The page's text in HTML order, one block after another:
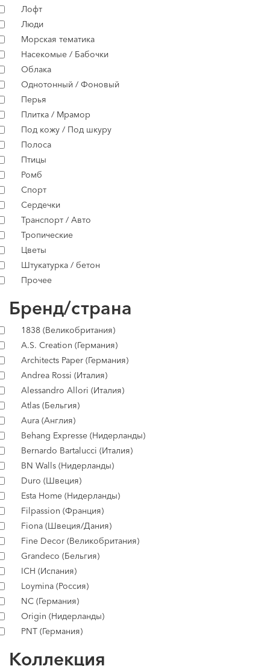
Лофт
Люди
Морская тематика
Насекомые / Бабочки
Облака
Однотонный / Фоновый
Перья
Плитка / Мрамор
Под кожу / Под шкуру
Полоса
Птицы
Ромб
Спорт
Сердечки
Транспорт / Авто
Тропические
Цветы
Штукатурка / бетон
Прочее
Бренд/страна
1838 (Великобритания)
A.S. Creation (Германия)
Architects Paper (Германия)
Andrea Rossi (Италия)
Alessandro Allori (Италия)
Atlas (Бельгия)
Aura (Англия)
Behang Expresse (Нидерланды)
Bernardo Bartalucci (Италия)
BN Walls (Нидерланды)
Duro (Швеция)
Esta Home (Нидерланды)
Filpassion (Франция)
Fiona (Швеция/Дания)
Fine Decor (Великобритания)
Grandeco (Бельгия)
ICH (Испания)
Loymina (Россия)
NC (Германия)
Origin (Нидерланды)
PNT (Германия)
Коллекция